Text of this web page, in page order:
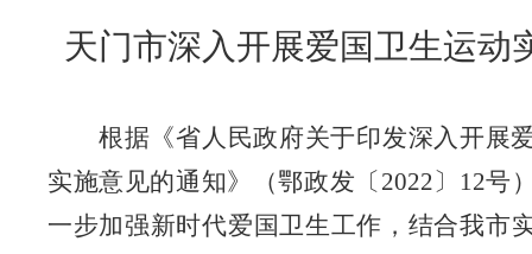
天门市深入开展爱国卫生运动
根据《省人民政府关于印发深入开展
实施意见的通知》（鄂政发〔 2022〕12号
一步加强新时代爱国卫生工作，结合我市